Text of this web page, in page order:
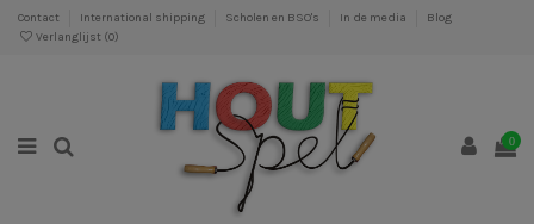
Contact International shipping Scholen en BSO's In de media
Blog
Verlanglijst (0)
0